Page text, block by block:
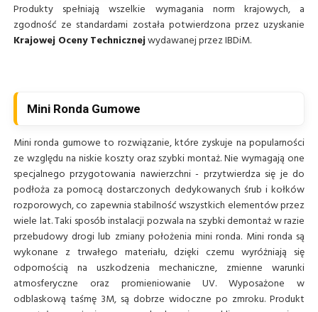
Produkty spełniają wszelkie wymagania norm krajowych, a
zgodność ze standardami została potwierdzona przez uzyskanie
Krajowej Oceny Technicznejwydawanej przez IBDiM.
Mini Ronda Gumowe
Mini ronda gumowe to rozwiązanie, które zyskuje na popularności
ze względu na niskie koszty oraz szybki montaż. Nie wymagają one
specjalnego przygotowania nawierzchni - przytwierdza się je do
podłoża za pomocą dostarczonych dedykowanych śrub i kołków
rozporowych, co zapewnia stabilność wszystkich elementów przez
wiele lat. Taki sposób instalacji pozwala na szybki demontaż w razie
przebudowy drogi lub zmiany położenia mini ronda. Mini ronda są
wykonane z trwałego materiału, dzięki czemu wyróżniają się
odpornością na uszkodzenia mechaniczne, zmienne warunki
atmosferyczne oraz promieniowanie UV. Wyposażone w
odblaskową taśmę 3M, są dobrze widoczne po zmroku. Produkt